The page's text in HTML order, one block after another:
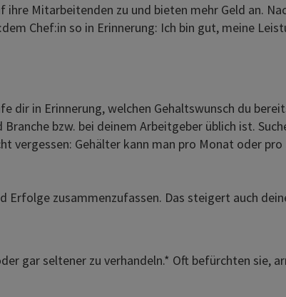
Mitarbeitenden zu und bieten mehr Geld an.
Chef:in so in Erinnerung: Ich bin gut, meine
dir in Erinnerung, welchen Gehaltswunsch du
bzw. bei deinem Arbeitgeber üblich ist.
vergessen: Gehälter kann man pro Monat oder
Erfolge zusammenzufassen. Das steigert auch
gar seltener zu verhandeln.* Oft befürchten sie,